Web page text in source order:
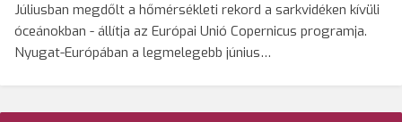
Júliusban megdőlt a hőmérsékleti rekord a sarkvidéken kívüli
óceánokban - állítja az Európai Unió Copernicus programja.
Nyugat-Európában a legmelegebb június…